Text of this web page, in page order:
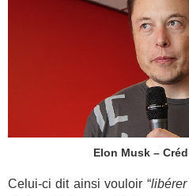
Elon Musk –
Celui-ci dit ainsi vouloir “